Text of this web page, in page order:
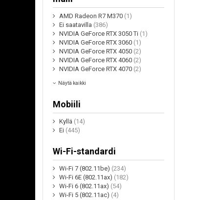
AMD Radeon R7 M370 (1)
Ei saatavilla (386)
NVIDIA GeForce RTX 3050 Ti (1)
NVIDIA GeForce RTX 3060 (1)
NVIDIA GeForce RTX 4050 (2)
NVIDIA GeForce RTX 4060 (2)
NVIDIA GeForce RTX 4070 (2)
Näytä kaikki
Mobiili
Kyllä (14)
Ei (445)
Wi-Fi-standardi
Wi-Fi 7 (802.11be) (234)
Wi-Fi 6E (802.11ax) (182)
Wi-Fi 6 (802.11ax) (54)
Wi-Fi 5 (802.11ac) (4)